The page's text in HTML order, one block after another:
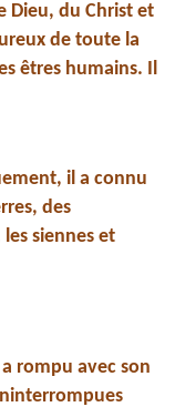
Dieu, du Christ et
de toute la
êtres humains. Il
il a connu
des
siennes et
rompu avec son